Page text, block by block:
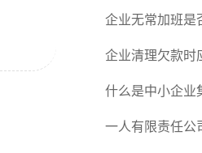
旅游业的发展现
企业无常加班是
制加班公司没有
企业清理欠款时
业短期借款需要
什么是中小企业
融资券？一起来
一人有限责任公